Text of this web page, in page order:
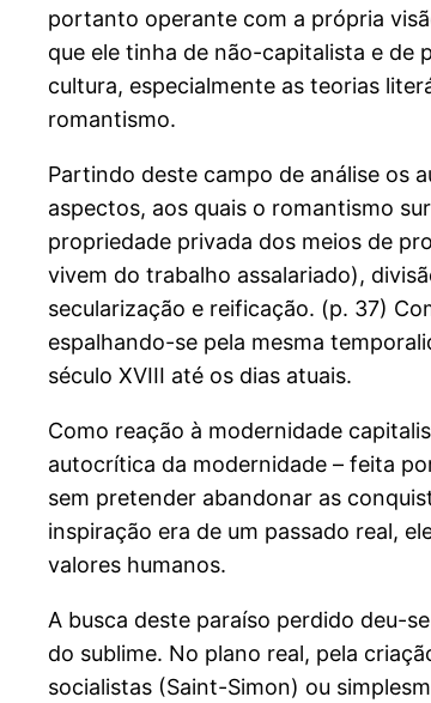
portanto operante com a própria
que ele tinha de não-capitalista e de
cultura, especialmente as teorias
romantismo.
Partindo deste campo de análise os
aspectos, aos quais o romantismo
propriedade privada dos meios de
vivem do trabalho assalariado),
secularização e reificação. (p. 37)
espalhando-se pela mesma
século XVIII até os dias atuais.
Como reação à modernidade
autocrítica da modernidade – feita
sem pretender abandonar as
inspiração era de um passado real,
valores humanos.
A busca deste paraíso perdido deu-
do sublime. No plano real, pela
socialistas (Saint-Simon) ou